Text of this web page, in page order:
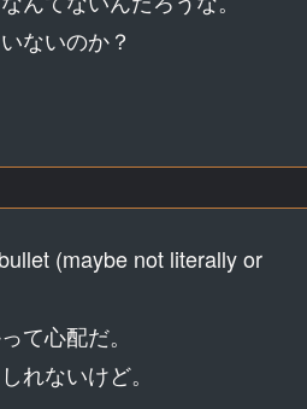
ないのか？
(maybe not literally or
て心配だ。
れないけど。